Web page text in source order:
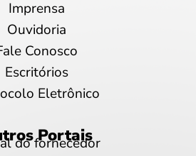
Imprensa
Ouvidoria
Conosco
Escritórios
Eletrônico
Portais
do fornecedor